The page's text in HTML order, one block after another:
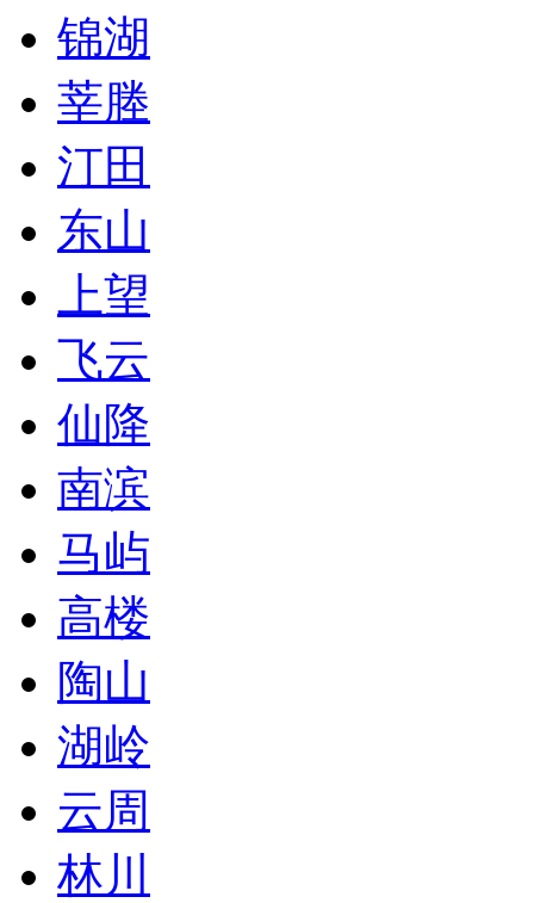
锦湖
莘塍
汀田
东山
上望
飞云
仙降
南滨
马屿
高楼
陶山
湖岭
云周
林川